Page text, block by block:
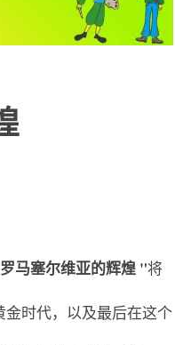
马塞尔维亚的辉煌 "将
金时代，以及最后在这个